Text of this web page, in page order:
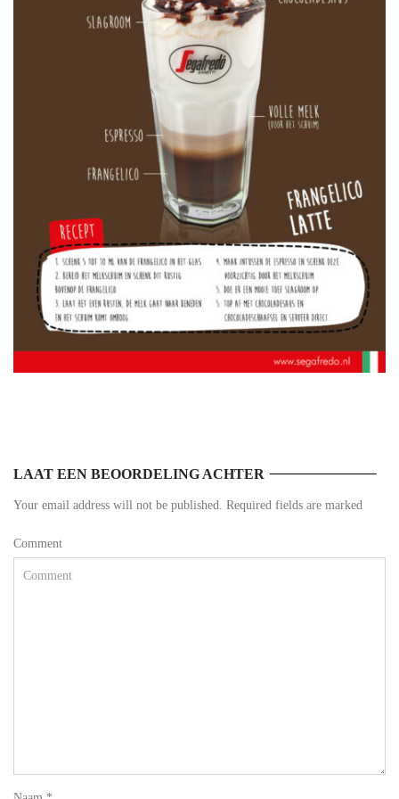
LAAT EEN BEOORDELING ACHTER
Your email address will not be published. Required fields are marked
Comment